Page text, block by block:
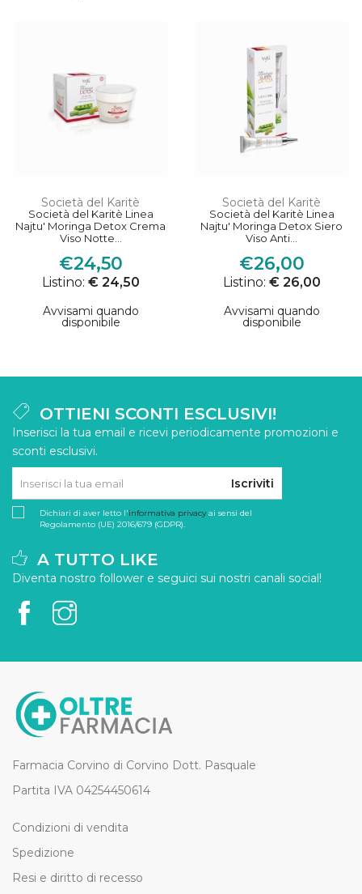
Società del Karitè
Società del Karitè Linea
Najtu' Moringa Detox Crema
Viso Notte...
€24,50
Listino: € 24,50
Avvisami quando
disponibile
Società del Karitè
Società del Karitè Linea
Najtu' Moringa Detox Siero
Viso Anti...
€26,00
Listino: € 26,00
Avvisami quando
disponibile
OTTIENI SCONTI ESCLUSIVI!
Inserisci la tua email e ricevi periodicamente promozioni e
sconti esclusivi.
Iscriviti
Dichiari di aver letto l'informativa privacyai sensi del
Regolamento (UE) 2016/679 (GDPR).
A TUTTO LIKE
Diventa nostro follower e seguici sui nostri canali social!
Farmacia Corvino di Corvino Dott. Pasquale
Partita IVA 04254450614
Condizioni di vendita
Spedizione
Resi e diritto di recesso